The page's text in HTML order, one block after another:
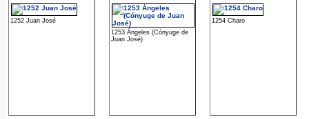
1252 Juan José
1253 Ángeles (Cónyuge de
Juan José)
1254 Charo